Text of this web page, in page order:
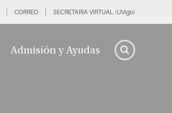
CORREO SECRETARIA VIRTUAL (UVigo)
Admisión y Ayudas